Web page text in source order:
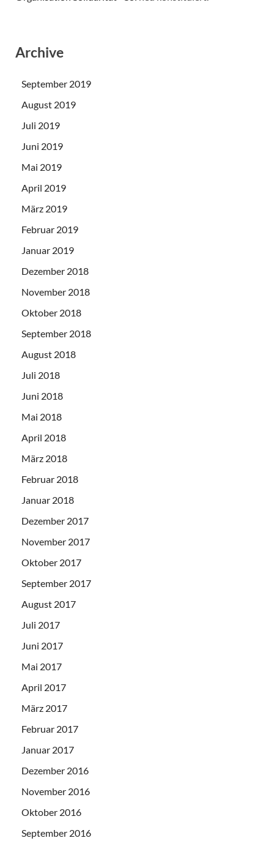
Archive
September 2019
August 2019
Juli 2019
Juni 2019
Mai 2019
April 2019
März 2019
Februar 2019
Januar 2019
Dezember 2018
November 2018
Oktober 2018
September 2018
August 2018
Juli 2018
Juni 2018
Mai 2018
April 2018
März 2018
Februar 2018
Januar 2018
Dezember 2017
November 2017
Oktober 2017
September 2017
August 2017
Juli 2017
Juni 2017
Mai 2017
April 2017
März 2017
Februar 2017
Januar 2017
Dezember 2016
November 2016
Oktober 2016
September 2016